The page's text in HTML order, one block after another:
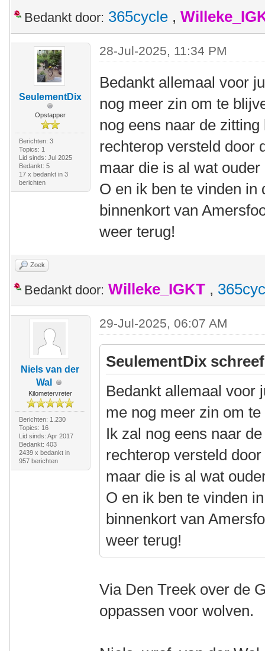
Bedankt door: 365cycle ,
SeulementDix
Opstapper
Berichten: 3
Topics: 1
Lid sinds: Jul 2025
Bedankt: 5
17 x bedankt in 3
berichten
28-Jul-2025, 11:34 PM
Bedankt allemaal voor
nog meer zin om te
nog eens naar de
rechterop versteld door
maar die is al wat
O en ik ben te vinden in
binnenkort van
weer terug!
Zoek
Bedankt door: Willeke_IGKT ,
Niels van der
Wal
Kilometervreter
Berichten: 1.230
Topics: 16
Lid sinds: Apr 2017
Bedankt: 403
2439 x bedankt in
957 berichten
29-Jul-2025, 06:07 AM
SeulementDix
Bedankt allemaal voor
me nog meer zin om
Ik zal nog eens naar
rechterop versteld
maar die is al wat
O en ik ben te vinden
binnenkort van
weer terug!
Via Den Treek over de
oppassen voor wolven.